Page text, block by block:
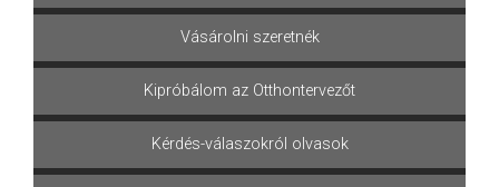
Vásárolni szeretnék
Kipróbálom az Otthontervezőt
Kérdés-válaszokról olvasok